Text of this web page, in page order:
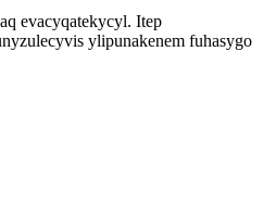
evacyqatekycyl. Itep
ylipunakenem fuhasygo